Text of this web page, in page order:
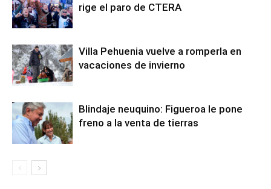
rige el paro de CTERA
Villa Pehuenia vuelve a romperla en
vacaciones de invierno
Blindaje neuquino: Figueroa le pone
freno a la venta de tierras